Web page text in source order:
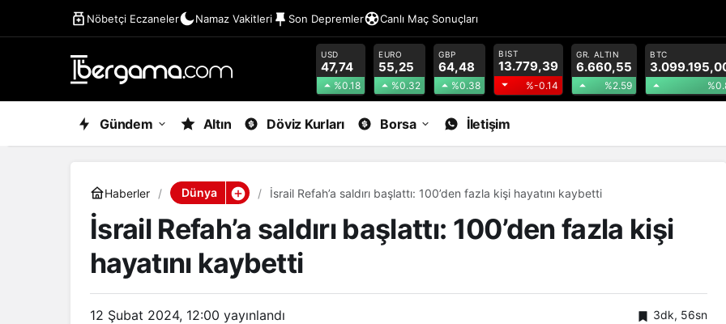
Nöbetçi Eczaneler Namaz Vakitleri Son Depremler Canlı Maç Sonuçları
USD
47,74
%0.18
EURO
55,25
%0.32
GBP
64,48
%0.38
BIST
13.779,39
%-0.14
GR. ALTIN
6.660,55
%2.59
BTC
Gündem Altın Döviz Kurları Borsa İletişim
Haberler Dünya İsrail Refah’a saldırı başlattı: 100’den fazla kişi hayatını kaybetti
İsrail Refah’a saldırı başlattı: 100’den fazla kişi
hayatını kaybetti
12 Şubat 2024, 12:00 yayınlandı 3dk, 56sn